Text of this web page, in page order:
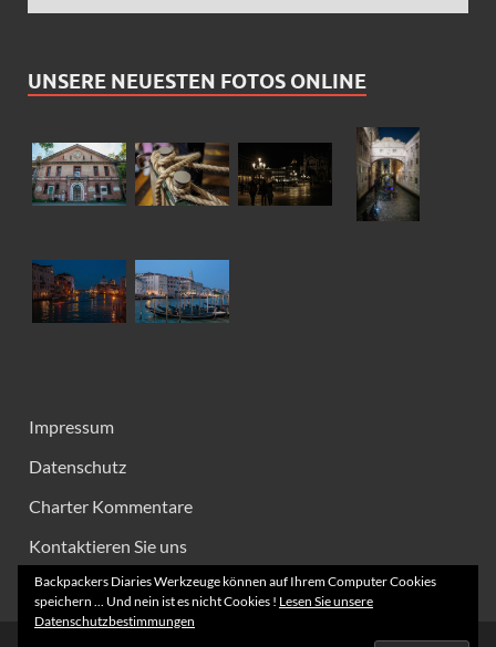
UNSERE NEUESTEN FOTOS ONLINE
Impressum
Datenschutz
Charter Kommentare
Kontaktieren Sie uns
Backpackers Diaries Werkzeuge können auf Ihrem Computer Cookies
speichern ... Und nein ist es nicht Cookies ! Lesen Sie unsere
Datenschutzbestimmungen